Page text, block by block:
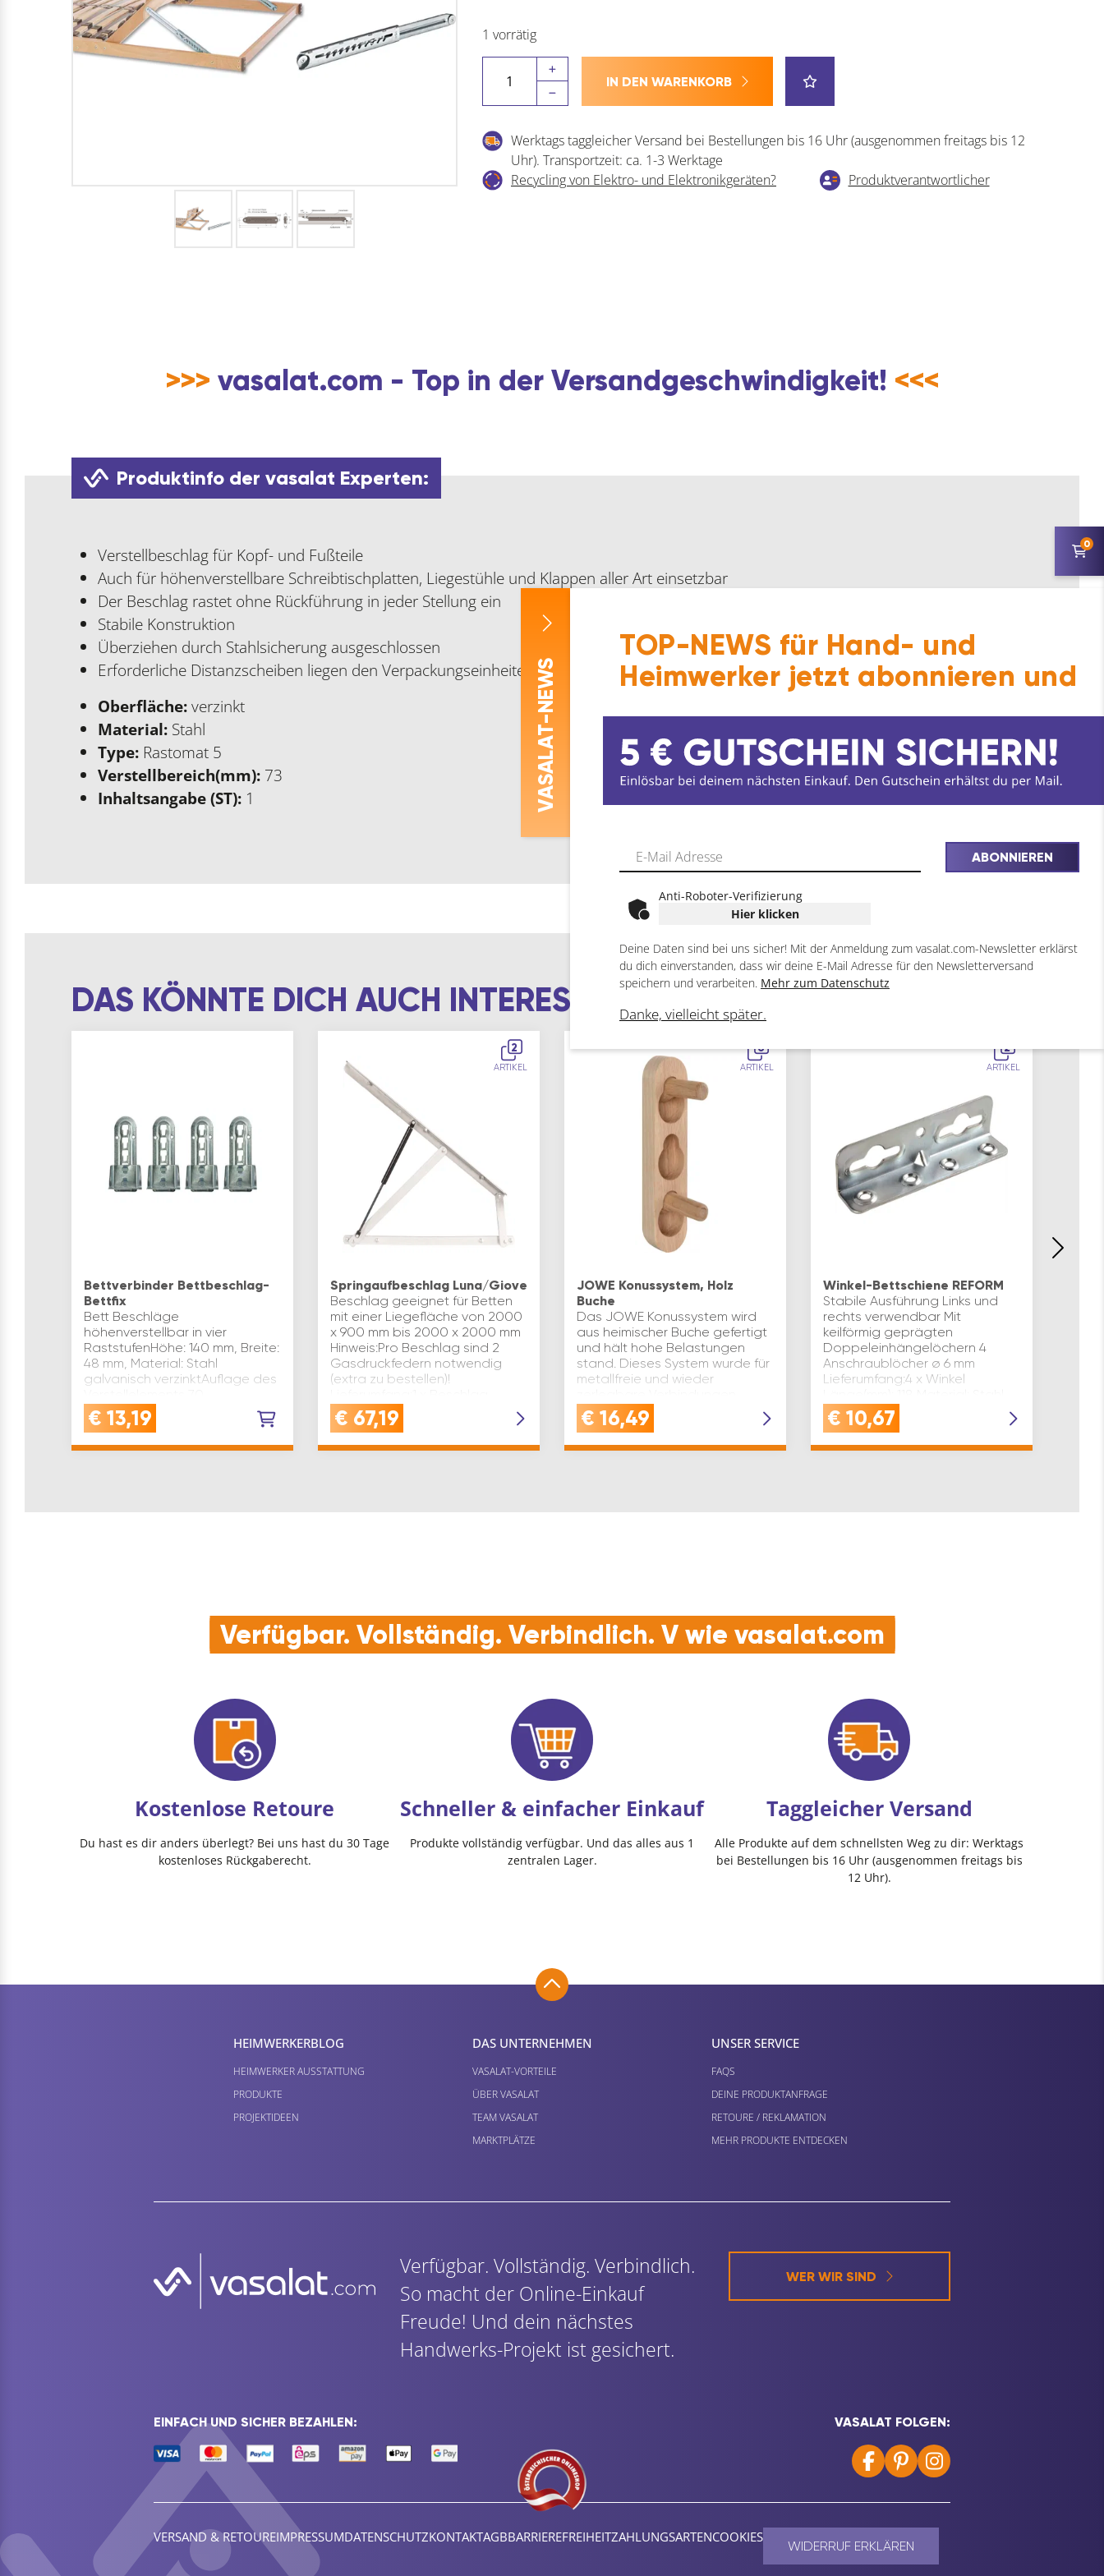
1 vorrätig
Hettich
Rastomat
Verstellbeschlag
Menge
IN DEN WARENKORB
Werktags taggleicher Versand bei Bestellungen bis 16 Uhr (ausgenommen freitags bis 12
Uhr). Transportzeit: ca. 1-3 Werktage
Recycling von Elektro- und Elektronikgeräten?
Produktverantwortlicher
>>> vasalat.com - Top in der Versandgeschwindigkeit! <<<
Produktinfo der vasalat Experten:
Verstellbeschlag für Kopf- und Fußteile
Auch für höhenverstellbare Schreibtischplatten, Liegestühle und Klappen aller Art einsetzbar
Der Beschlag rastet ohne Rückführung in jeder Stellung ein
Stabile Konstruktion
Überziehen durch Stahlsicherung ausgeschlossen
Erforderliche Distanzscheiben liegen den Verpackungseinheiten bei
Oberfläche:verzinkt
Material: Stahl
Type: Rastomat 5
Verstellbereich(mm): 73
Inhaltsangabe (ST): 1
DAS KÖNNTE DICH AUCH INTERESSIEREN
Bettverbinder Bettbeschlag-
Bettfix
Bett Beschläge
höhenverstellbar in vier
RaststufenHöhe: 140 mm, Breite:
48 mm, Material: Stahl
galvanisch verzinktAuflage des
mmBeschlag zum
nachträglichen Verstellen von
€ 13,19
2
ARTIKEL
Springaufbeschlag Luna/Giove
Beschlag geeignet für Betten
mit einer Liegefläche von 2000
x 900 mm bis 2000 x 2000 mm
Hinweis:Pro Beschlag sind 2
Gasdruckfedern notwendig
(extra zu bestellen)!
rechts1 …
€ 67,19
6
ARTIKEL
JOWE Konussystem, Holz
Buche
Das JOWE Konussystem wird
aus heimischer Buche gefertigt
und hält hohe Belastungen
stand. Dieses System wurde für
metallfreie und wieder
entwickelt. Lieferumfang:1
Frästeil3…
€ 16,49
2
ARTIKEL
Winkel-Bettschiene REFORM
Stabile Ausführung Links und
rechts verwendbar Mit
keilförmig geprägten
Doppeleinhängelöchern 4
Anschraublöcher ø 6 mm
Lieferumfang:4 x Winkel
Type: REFORM Oberfläche…
€ 10,67
Verfügbar. Vollständig. Verbindlich. V wie vasalat.com
Kostenlose Retoure
Du hast es dir anders überlegt? Bei uns hast du 30 Tage
kostenloses Rückgaberecht.
Schneller & einfacher Einkauf
Produkte vollständig verfügbar. Und das alles aus 1
zentralen Lager.
Taggleicher Versand
Alle Produkte auf dem schnellsten Weg zu dir: Werktags
bei Bestellungen bis 16 Uhr (ausgenommen freitags bis
12 Uhr).
0
V
ASALAT
-NEWS
TOP-NEWS für Hand- und
Heimwerker jetzt abonnieren und
ABONNIEREN
Anti-Roboter-Verifizierung
Hier klicken
Deine Daten sind bei uns sicher! Mit der Anmeldung zum vasalat.com-Newsletter erklärst
du dich einverstanden, dass wir deine E-Mail Adresse für den Newsletterversand
speichern und verarbeiten. Mehr zum Datenschutz
Danke, vielleicht später.
HEIMWERKER­BLOG
HEIMWERKER AUSSTATTUNG
PRODUKTE
PROJEKTIDEEN
DAS UNTERNEHMEN
VASALAT-VORTEILE
ÜBER VASALAT
TEAM VASALAT
MARKTPLÄTZE
UNSER SERVICE
FAQS
DEINE PRODUKTANFRAGE
RETOURE / REKLAMATION
MEHR PRODUKTE ENTDECKEN
Verfügbar. Vollständig. Verbindlich.
So macht der Online-Einkauf
Freude! Und dein nächstes
Handwerks-Projekt ist gesichert.
WER WIR SIND
EINFACH UND SICHER BEZAHLEN: VASALAT FOLGEN:
VERSAND & RETOUREIMPRESSUMDATENSCHUTZKONTAKTAGBBARRIEREFREIHEITZAHLUNGSARTENCOOKIES
WIDERRUF ERKLÄREN